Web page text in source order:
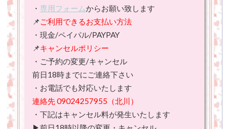
・ 専用フォームからお願い致します
📌ご利用できるお支払い方法
・現金/ペイパル/PAYPAY
📌キャンセルポリシー
・ご予約の変更/キャンセル
前日18時までにご連絡下さい
・お電話でも対応いたします
連絡先 09024257955（北川）
・下記はキャンセル料が発生いたします